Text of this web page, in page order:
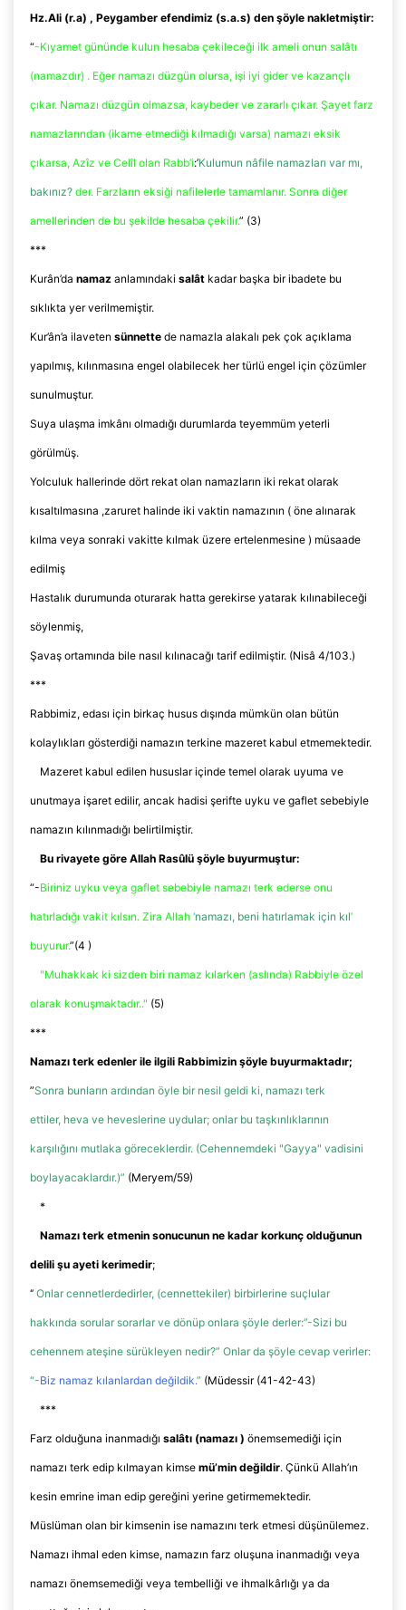
Hz.Ali(r.a) , Peygamber efendimiz (s.a.s) den şöyle nakletmiştir:
“-Kıyamet gününde kulun hesaba çekileceği ilk ameli onun salâtı
(namazdır) . Eğer namazı düzgün olursa, işi iyi gider ve kazançlı
çıkar. Namazı düzgün olmazsa, kaybeder ve zararlı çıkar. Şayet farz
namazlarından (ikame etmediği kılmadığı varsa) namazı eksik
çıkarsa, Azîz ve Celîl olan Rabb’i:’Kulumun nâfile namazları var mı,
bakınız? der. Farzların eksiği nafilelerle tamamlanır. Sonra diğer
amellerinden de bu şekilde hesaba çekilir.” (3)
***
Kurân’da namazanlamındaki salâtkadar başka bir ibadete bu
sıklıkta yer verilmemiştir.
Kur’ân’a ilaveten sünnettede namazla alakalı pek çok açıklama
yapılmış, kılınmasına engel olabilecek her türlü engel için çözümler
sunulmuştur.
Suya ulaşma imkânı olmadığı durumlarda teyemmüm yeterli
görülmüş.
Yolculuk hallerinde dört rekat olan namazların iki rekat olarak
kısaltılmasına ,zaruret halinde iki vaktin namazının ( öne alınarak
kılma veya sonraki vakitte kılmak üzere ertelenmesine ) müsaade
edilmiş
Hastalık durumunda oturarak hatta gerekirse yatarak kılınabileceği
söylenmiş,
Şavaşortamında bile nasıl kılınacağı tarif edilmiştir. (Nisâ 4/103.)
***
Rabbimiz, edası için birkaç husus dışında mümkün olan bütün
kolaylıkları gösterdiği namazın terkine mazeret kabul etmemektedir.
Mazeret kabul edilen hususlar içinde temel olarak uyuma ve
unutmaya işaret edilir, ancak hadisi şerifte uyku ve gaflet sebebiyle
namazın kılınmadığı belirtilmiştir.
Bu rivayete göre Allah Rasûlüşöyle buyurmuştur:
“-Biriniz uyku veya gaflet sebebiyle namazı terk ederse onu
hatırladığı vakit kılsın. Zira Allah‘namazı, beni hatırlamak için kıl’
buyurur.”(4 )
"Muhakkak ki sizden biri namaz kılarken (aslında) Rabbiyle özel
olarak konuşmaktadır.." (5)
***
Namazı terk edenler ile ilgili Rabbimizin şöyle buyurmaktadır;
”Sonra bunların ardından öyle bir nesil geldi ki, namazı terk
ettiler, heva ve heveslerine uydular; onlar bu taşkınlıklarının
karşılığını mutlaka göreceklerdir. (Cehennemdeki "Gayya" vadisini
boylayacaklardır.)” (Meryem/59)
*
Namazı terk etmenin sonucunun ne kadar korkunç olduğunun
delili şu ayeti kerimedir;
‘’ Onlar cennetlerdedirler, (cennettekiler) birbirlerine suçlular
hakkında sorular sorarlar ve dönüp onlara şöyle derler:”-Sizi bu
cehennem ateşine sürükleyen nedir?” Onlar da şöyle cevap verirler:
“-Biz namaz kılanlardan değildik.” (Müdessir(41-42-43)
***
Farz olduğuna inanmadığı salâtı (namazı ) önemsemediği için
namazı terk edip kılmayan kimse mü’mindeğildir. Çünkü Allah’ın
kesin emrine iman edip gereğini yerine getirmemektedir.
Müslüman olan bir kimsenin ise namazını terk etmesi düşünülemez.
Namazı ihmal eden kimse, namazın farz oluşuna inanmadığı veya
namazı önemsemediği veya tembelliği ve ihmalkârlığı ya da